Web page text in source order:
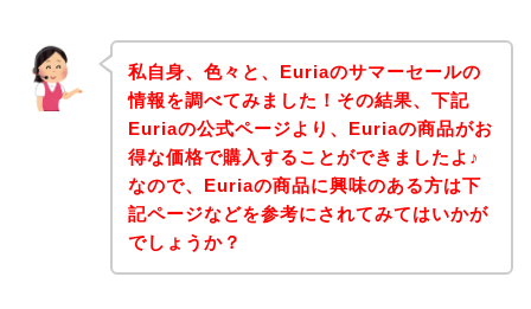
私自身、色々と、Euriaのサマーセールの
情報を調べてみました！その結果、下記
Euriaの公式ページより、Euriaの商品がお
得な価格で購入することができましたよ♪
なので、Euriaの商品に興味のある方は下
記ページなどを参考にされてみてはいかが
でしょうか？